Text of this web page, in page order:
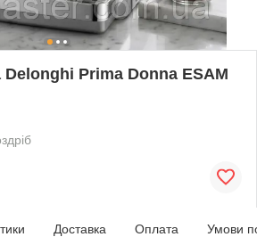
Prima Donna ESAM
Доставка Оплата Умови